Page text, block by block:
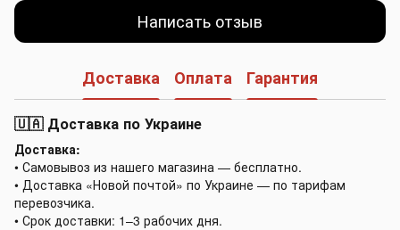
Написать отзыв
Доставка Оплата Гарантия
🇺🇦 Доставка по Украине
Доставка:
• Самовывоз из нашего магазина — бесплатно.
• Доставка «Новой почтой» по Украине — по тарифам
перевозчика.
• Срок доставки: 1–3 рабочих дня.